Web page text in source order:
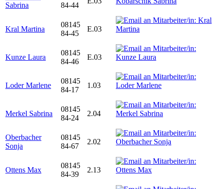
Sabrina
84-44
Kral Martina
08145
84-45
E.03
Kunze Laura
08145
84-46
E.03
Loder Marlene
08145
84-17
1.03
Merkel Sabrina
08145
84-24
2.04
Oberbacher
Sonja
08145
84-67
2.02
Ottens Max
08145
84-39
2.13